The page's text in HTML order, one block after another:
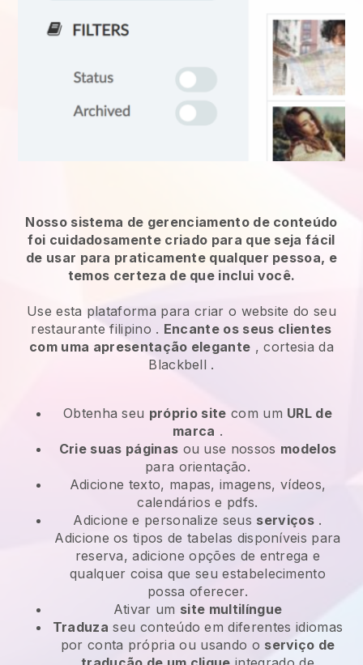
Nosso sistema de gerenciamento de conteúdo
foi cuidadosamente criado para que seja fácil
de usar para praticamente qualquer pessoa, e
temos certeza de que inclui você.
Use esta plataforma para criar o website do seu
restaurante filipino . Encante os seus clientes
com uma apresentação elegante , cortesia da
Blackbell .
Obtenha seu próprio site com um URL de
marca .
Crie suas páginas ou use nossos modelos
para orientação.
Adicione texto, mapas, imagens, vídeos,
calendários e pdfs.
Adicione e personalize seus serviços.
Adicione os tipos de tabelas disponíveis para
reserva, adicione opções de entrega e
qualquer coisa que seu estabelecimento
possa oferecer.
Ativar um site multilíngue
Traduza seu conteúdo em diferentes idiomas
por conta própria ou usando o serviço de